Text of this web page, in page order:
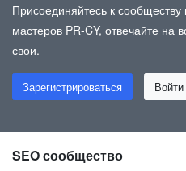
Присоединяйтесь к
мастеров PR-CY, отвечайте на
свои.
Зарегистрироваться Войти
SEO сообщество